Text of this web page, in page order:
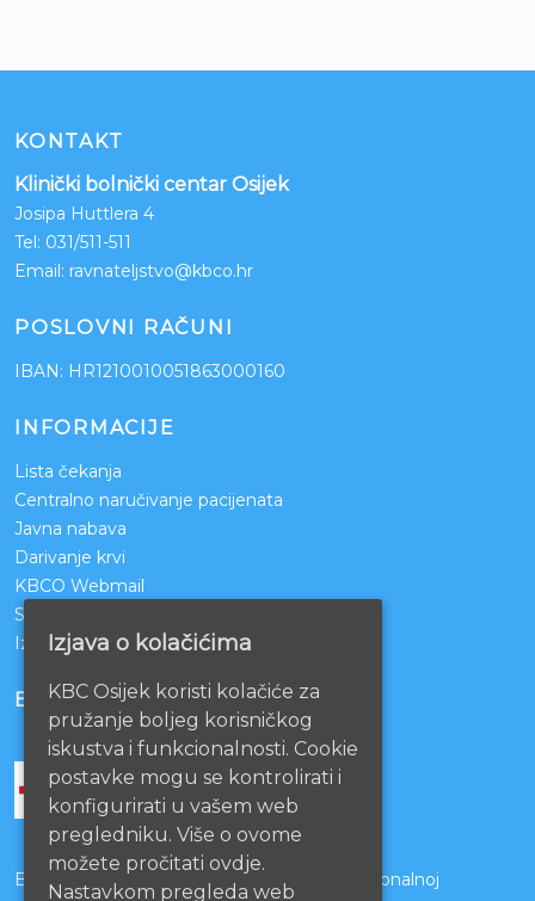
KONTAKT
Klinički bolnički centar Osijek
Josipa Huttlera 4
Tel: 031/511-511
Email: ravnateljstvo@kbco.hr
POSLOVNI RAČUNI
IBAN: HR1210010051863000160
INFORMACIJE
Lista čekanja
Centralno naručivanje pacijenata
Javna nabava
Darivanje krvi
KBCO Webmail
Sestrinstvo KBC Osijek
Izjava o pristupačnosti mrežnih stranica
BOLNICE PARTNERI
Bolnice s kojima je potpisan ugovor o funkcionalnoj
Izjava o kolačićima
KBC Osijek koristi kolačiće za
pružanje boljeg korisničkog
iskustva i funkcionalnosti. Cookie
postavke mogu se kontrolirati i
konfigurirati u vašem web
pregledniku. Više o ovome
možete pročitati ovdje.
Nastavkom pregleda web